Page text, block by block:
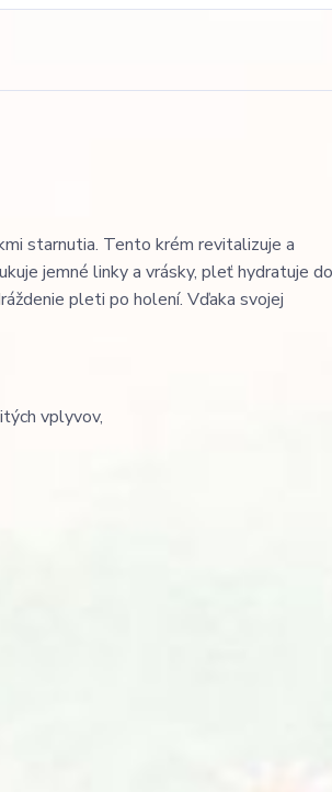
starnutia. Tento krém revitalizuje a
jemné linky a vrásky, pleť hydratuje do
pleti po holení. Vďaka svojej
vplyvov,